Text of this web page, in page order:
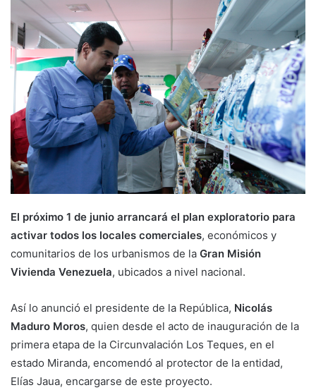
El próximo 1 de junio arrancará el plan exploratorio para
activar todos los locales comerciales, económicos y
comunitarios de los urbanismos de la Gran Misión
Vivienda Venezuela, ubicados a nivel nacional.
Así lo anunció el presidente de la República, Nicolás
Maduro Moros, quien desde el acto de inauguración de la
primera etapa de la Circunvalación Los Teques, en el
estado Miranda, encomendó al protector de la entidad,
Elías Jaua, encargarse de este proyecto.